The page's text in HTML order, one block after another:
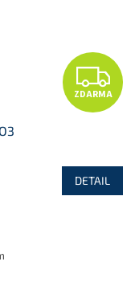
Z
D
R
ZDARMA
DETAIL